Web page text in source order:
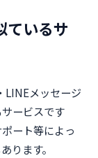
ているサ
LINEメッセージ
ービスです
ート等によっ
ります。